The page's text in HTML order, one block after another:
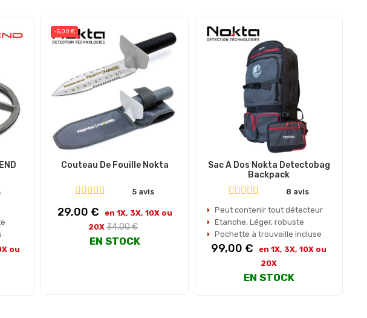
ou
-5,00 €
Couteau De Fouille Nokta
5 avis
Prix
29,00 €
en 1X, 3X, 10X ou
20X Prix
habituel
34,00 €
EN STOCK
Sac À Dos Nokta Detectobag
Backpack
8 avis
Peut contenir tout détecteur
Etanche, Léger, robuste
Pochette à trouvaille incluse
Prix
99,00 €
en 1X, 3X, 10X ou
20X
EN STOCK